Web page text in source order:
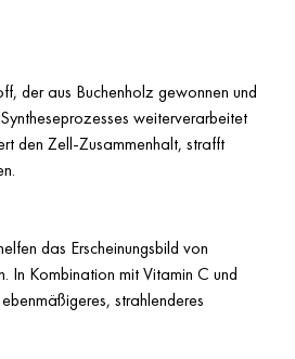
der aus Buchenholz gewonnen und
weiterverarbeitet
den Zell-Zusammenhalt, strafft
das Erscheinungsbild von
In Kombination mit Vitamin C und
strahlenderes